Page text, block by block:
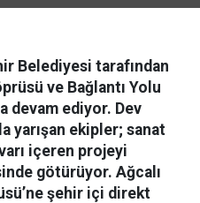
Belediyesi tarafından
ve Bağlantı Yolu
devam ediyor. Dev
yarışan ekipler; sanat
içeren projeyi
götürüyor. Ağcalı
şehir içi direkt